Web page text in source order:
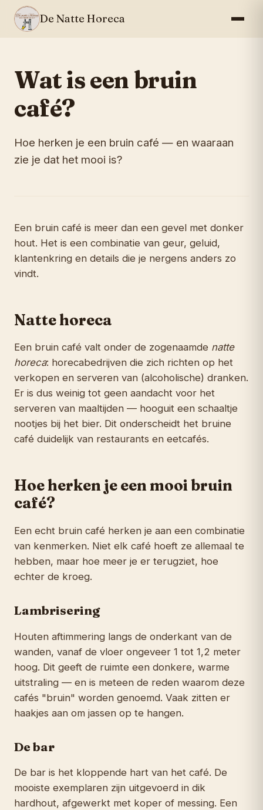
De Natte Horeca
Wat is een bruin
café?
Hoe herken je een bruin café — en waaraan
zie je dat het mooi is?
Een bruin café is meer dan een gevel met donker
hout. Het is een combinatie van geur, geluid,
klantenkring en details die je nergens anders zo
vindt.
Natte horeca
Een bruin café valt onder de zogenaamde natte
horeca: horecabedrijven die zich richten op het
verkopen en serveren van (alcoholische) dranken.
Er is dus weinig tot geen aandacht voor het
serveren van maaltijden — hooguit een schaaltje
nootjes bij het bier. Dit onderscheidt het bruine
café duidelijk van restaurants en eetcafés.
Hoe herken je een mooi bruin
café?
Een echt bruin café herken je aan een combinatie
van kenmerken. Niet elk café hoeft ze allemaal te
hebben, maar hoe meer je er terugziet, hoe
echter de kroeg.
Lambrisering
Houten aftimmering langs de onderkant van de
wanden, vanaf de vloer ongeveer 1 tot 1,2 meter
hoog. Dit geeft de ruimte een donkere, warme
uitstraling — en is meteen de reden waarom deze
cafés "bruin" worden genoemd. Vaak zitten er
haakjes aan om jassen op te hangen.
De bar
De bar is het kloppende hart van het café. De
mooiste exemplaren zijn uitgevoerd in dik
hardhout, afgewerkt met koper of messing. Een